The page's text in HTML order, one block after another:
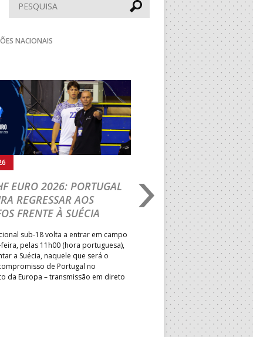
Pesquisar
NACIONAIS
EURO 2026: PORTUGAL
REGRESSAR AOS
FRENTE À SUÉCIA
sub-18 volta a entrar em campo
pelas 11h00 (hora portuguesa),
a Suécia, naquele que será o
de Portugal no
da Europa – transmissão em direto
05.08.2026
IHF W18 WORLD
BRASIL É O
ADVERSÁRIO DA
ELIMINAR DA
Depois do primeiro lugar na
President’s Cup, Portugal
Brasil, esta quinta-feira, no
Jogos de Apuramento entre o
Campeonato do Mundo sub-
Seguinte